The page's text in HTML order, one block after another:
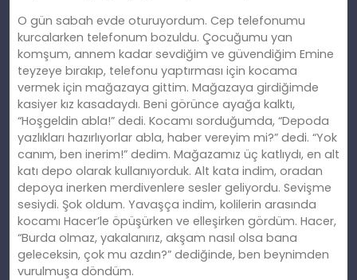
O gün sabah evde oturuyordum. Cep telefonumu
kurcalarken telefonum bozuldu. Çocuğumu yan
komşum, annem kadar sevdiğim ve güvendiğim Emine
teyzeye bırakıp, telefonu yaptırması için kocama
vermek için mağazaya gittim. Mağazaya girdiğimde
kasiyer kız kasadaydı. Beni görünce ayağa kalktı,
“Hoşgeldin abla!” dedi. Kocamı sorduğumda, “Depoda
yazlıkları hazırlıyorlar abla, haber vereyim mi?” dedi. “Yok
canım, ben inerim!” dedim. Mağazamız üç katlıydı, en alt
katı depo olarak kullanıyorduk. Alt kata indim, oradan
depoya inerken merdivenlere sesler geliyordu. Sevişme
sesiydi. Şok oldum. Yavaşça indim, kolilerin arasında
kocamı Hacer’le öpüşürken ve elleşirken gördüm. Hacer,
“Burda olmaz, yakalanırız, akşam nasıl olsa bana
geleceksin, çok mu azdın?” dediğinde, ben beynimden
vurulmuşa döndüm.